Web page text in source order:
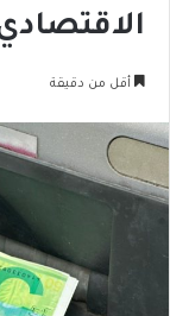
الاقتصادي
أقل من دقيقة